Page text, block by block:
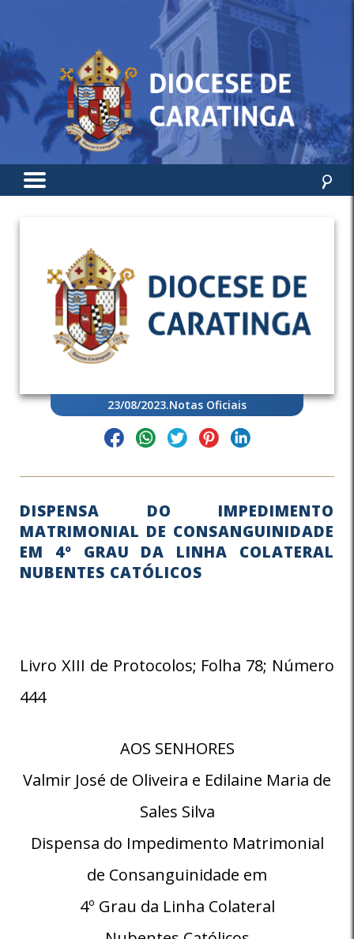
23/08/2023.Notas Oficiais
DISPENSA DO IMPEDIMENTO
MATRIMONIAL DE CONSANGUINIDADE
EM 4º GRAU DA LINHA COLATERAL
NUBENTES CATÓLICOS
Livro XIII de Protocolos; Folha 78; Número
444
AOS SENHORES
Valmir José de Oliveira e Edilaine Maria de
Sales Silva
Dispensa do Impedimento Matrimonial
de Consanguinidade em
4º Grau da Linha Colateral